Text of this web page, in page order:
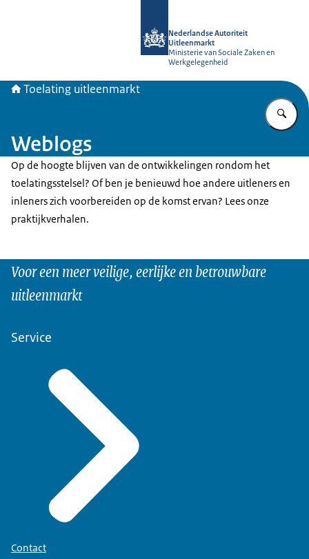
Nederlandse Autoriteit
Uitleenmarkt
Ministerie van Sociale Zaken en
Werkgelegenheid
Toelating uitleenmarkt
Weblogs
Op de hoogte blijven van de ontwikkelingen rondom het
toelatingsstelsel? Of ben je benieuwd hoe andere uitleners en
inleners zich voorbereiden op de komst ervan? Lees onze
praktijkverhalen.
Voor een meer veilige, eerlijke en betrouwbare
uitleenmarkt
Service
Contact